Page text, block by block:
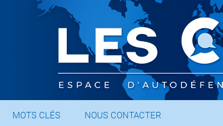
MOTS CLÉS NOUS CONTACTER